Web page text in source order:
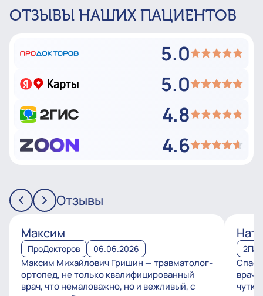
ОТЗЫВЫ НАШИХ ПАЦИЕНТОВ
5.0
5.0
4.8
4.6
Отзывы
Максим
ПроДокторов 06.06.2026
Максим Михайлович Гришин — травматолог-
ортопед, не только квалифицированный
врач, что немаловажно, но и вежливый, с